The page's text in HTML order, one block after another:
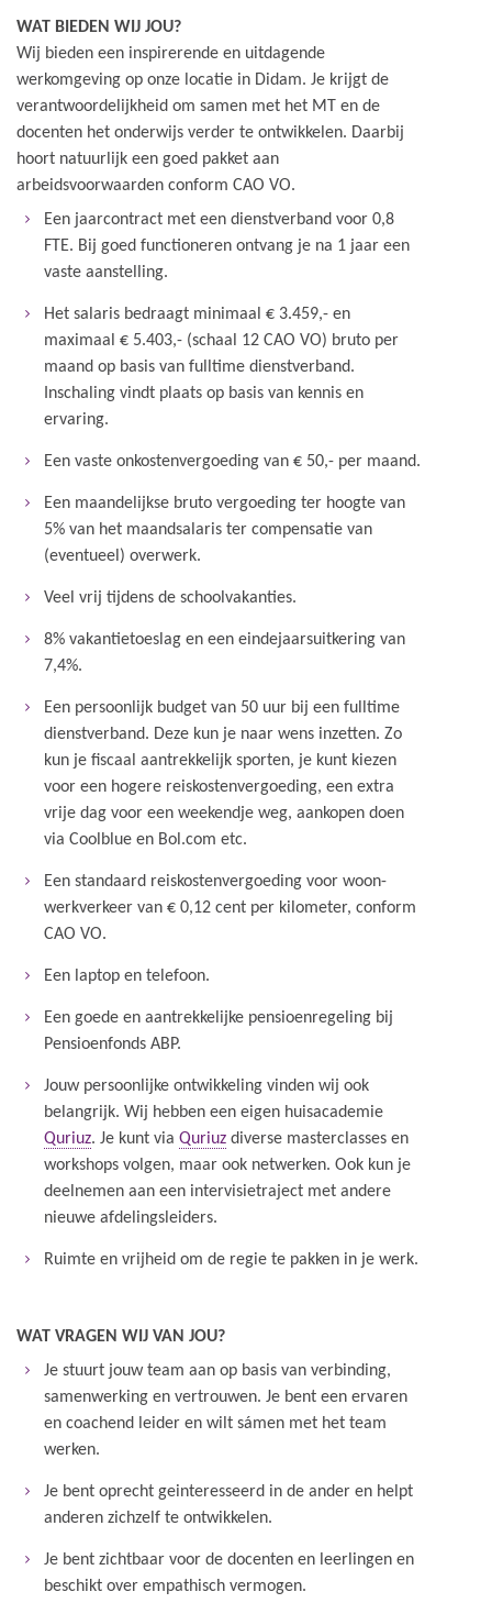
WAT BIEDEN WIJ JOU?
Wij bieden een inspirerende en uitdagende
werkomgeving op onze locatie in Didam. Je krijgt de
verantwoordelijkheid om samen met het MT en de
docenten het onderwijs verder te ontwikkelen. Daarbij
hoort natuurlijk een goed pakket aan
arbeidsvoorwaarden conform CAO VO.
Een jaarcontract met een dienstverband voor 0,8
FTE. Bij goed functioneren ontvang je na 1 jaar een
vaste aanstelling.
Het salaris bedraagt minimaal € 3.459,- en
maximaal € 5.403,- (schaal 12 CAO VO) bruto per
maand op basis van fulltime dienstverband.
Inschaling vindt plaats op basis van kennis en
ervaring.
Een vaste onkostenvergoeding van € 50,- per maand.
Een maandelijkse bruto vergoeding ter hoogte van
5% van het maandsalaris ter compensatie van
(eventueel) overwerk.
Veel vrij tijdens de schoolvakanties.
8% vakantietoeslag en een eindejaarsuitkering van
7,4%.
Een persoonlijk budget van 50 uur bij een fulltime
dienstverband. Deze kun je naar wens inzetten. Zo
kun je fiscaal aantrekkelijk sporten, je kunt kiezen
voor een hogere reiskostenvergoeding, een extra
vrije dag voor een weekendje weg, aankopen doen
via Coolblue en Bol.com etc.
Een standaard reiskostenvergoeding voor woon-
werkverkeer van € 0,12 cent per kilometer, conform
CAO VO.
Een laptop en telefoon.
Een goede en aantrekkelijke pensioenregeling bij
Pensioenfonds ABP.
Jouw persoonlijke ontwikkeling vinden wij ook
belangrijk. Wij hebben een eigen huisacademie
Quriuz. Je kunt via Quriuz diverse masterclasses en
workshops volgen, maar ook netwerken. Ook kun je
deelnemen aan een intervisietraject met andere
nieuwe afdelingsleiders.
Ruimte en vrijheid om de regie te pakken in je werk.
WAT VRAGEN WIJ VAN JOU?
Je stuurt jouw team aan op basis van verbinding,
samenwerking en vertrouwen. Je bent een ervaren
en coachend leider en wilt sámen met het team
werken.
Je bent oprecht geinteresseerd in de ander en helpt
anderen zichzelf te ontwikkelen.
Je bent zichtbaar voor de docenten en leerlingen en
beschikt over empathisch vermogen.